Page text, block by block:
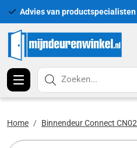
Advies van productspecialisten
Zoeken...
Home Binnendeur Connect CN02